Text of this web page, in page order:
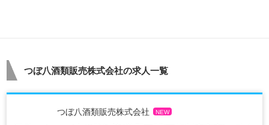
つぼ八酒類販売株式会社の求人一覧
つぼ八酒類販売株式会社 NEW